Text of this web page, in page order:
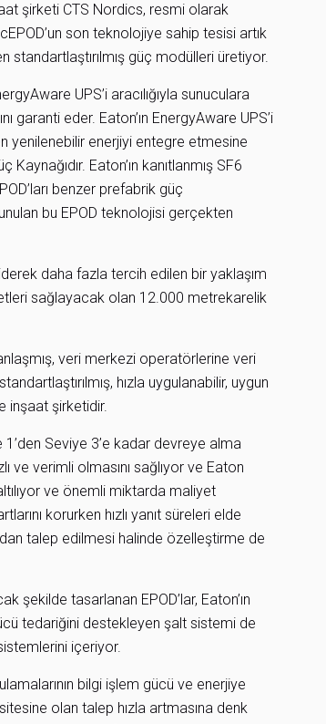
şirketi CTS Nordics, resmi olarak
son teknolojiye sahip tesisi artık
standartlaştırılmış güç modülleri üretiyor.
UPS’i aracılığıyla sunuculara
eder. Eaton’ın EnergyAware UPS’i
yenilenebilir enerjiyi entegre etmesine
Eaton’ın kanıtlanmış SF6
benzer prefabrik güç
bu EPOD teknolojisi gerçekten
daha fazla tercih edilen bir yaklaşım
sağlayacak olan 12.000 metrekarelik
veri merkezi operatörlerine veri
hızla uygulanabilir, uygun
inşaat şirketidir.
Seviye 3’e kadar devreye alma
ve verimli olmasını sağlıyor ve Eaton
ve önemli miktarda maliyet
korurken hızlı yanıt süreleri elde
talep edilmesi halinde özelleştirme de
şekilde tasarlanan EPOD’lar, Eaton’ın
tedariğini destekleyen şalt sistemi de
içeriyor.
bilgi işlem gücü ve enerjiye
olan talep hızla artmasına denk